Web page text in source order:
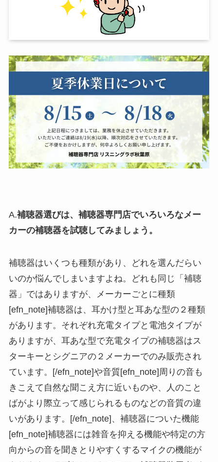
A.補聴器選びは、補聴器専門店でいろいろなメー
カーの補聴器を試聴してみましょう。
補聴器はいくつも種類があり、どれを選んだらい
いのか悩んでしまいますよね。どれも同じ「補聴
器」ではありますが、メーカーごとに種類
[efn_note]補聴器は、耳かけ型と耳あな型の２種類
があります。それぞれ充電タイプと電池タイプが
ありますが、耳あな型で充電タイプの補聴器はス
ターキーとシグニアの２メーカーでのみ販売され
ています。[/efn_note]や音質[efn_note]周りの音も
きこえて自然な聞こえ方に近いものや、人のこと
ばがより際立って感じられるものなどの音質の違
いがあります。[/efn_note]、補聴器についた機能
[efn_note]補聴器には雑音を抑える機能や特定の方
向からの音を聞きとりやすくするマイクの機能が